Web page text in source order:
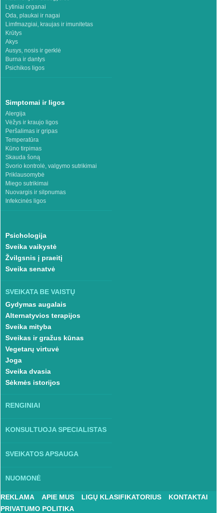
Lytiniai organai
Oda, plaukai ir nagai
Limfmazgiai, kraujas ir imunitetas
Krūtys
Akys
Ausys, nosis ir gerklė
Burna ir dantys
Psichikos ligos
Simptomai ir ligos
Alergija
Vėžys ir kraujo ligos
Peršalimas ir gripas
Temperatūra
Kūno tirpimas
Skauda šoną
Svorio kontrolė, valgymo sutrikimai
Priklausomybė
Miego sutrikimai
Nuovargis ir silpnumas
Infekcinės ligos
Psichologija
Sveika vaikystė
Žvilgsnis į praeitį
Sveika senatvė
SVEIKATA BE VAISTŲ
Gydymas augalais
Alternatyvios terapijos
Sveika mityba
Sveikas ir gražus kūnas
Vegetarų virtuvė
Joga
Sveika dvasia
Sėkmės istorijos
RENGINIAI
KONSULTUOJA SPECIALISTAS
SVEIKATOS APSAUGA
NUOMONĖ
REKLAMA APIE MUS LIGŲ KLASIFIKATORIUS
KONTAKTAI
PRIVATUMO POLITIKA